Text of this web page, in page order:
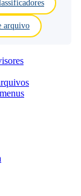
arquivo